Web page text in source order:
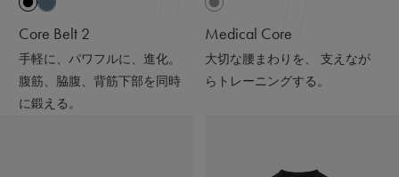
接触冷感で肌触りも良いの🫶🏻💭
ギフトにもおすすめだよ🎁💝
#PR #SIXPAD #シックスパッド #リカバリーウェア #着る
Core Belt 2
手軽に、パワフルに、進化。
腹筋、脇腹、背筋下部を同時
に鍛える。
Medical Core
大切な腰まわりを、 支えなが
らトレーニングする。